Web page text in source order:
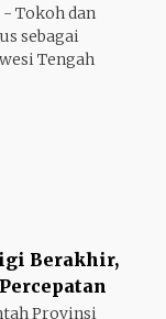
- Tokoh dan
sebagai
Tengah
Berakhir,
Provinsi